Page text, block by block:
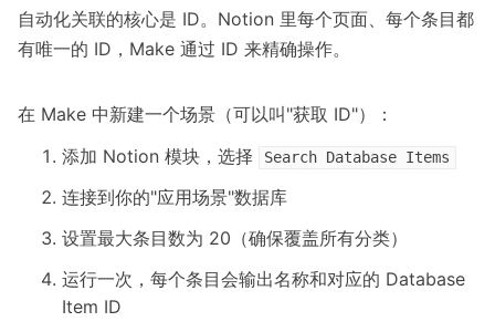
自动化关联的核心是 ID。Notion 里每个页面、每个条目都
有唯一的 ID，Make 通过 ID 来精确操作。
在 Make 中新建一个场景（可以叫"获取 ID"）：
添加 Notion 模块，选择
Search Database Items
连接到你的"应用场景"数据库
设置最大条目数为 20（确保覆盖所有分类）
运行一次，每个条目会输出名称和对应的 Database
Item ID